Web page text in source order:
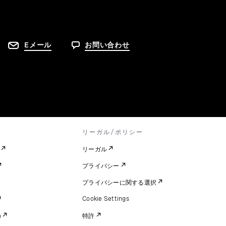
Eメール お問い合わせ
リーガル/ポリシー
リーガル
プライバシー
プライバシーに関する選択
Cookie Settings
特許